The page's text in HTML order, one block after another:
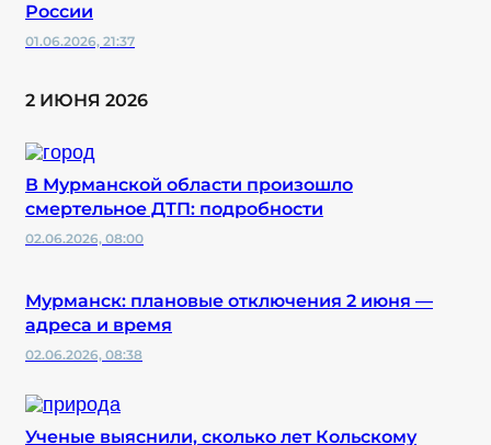
России
01.06.2026, 21:37
2 ИЮНЯ 2026
В Мурманской области произошло
смертельное ДТП: подробности
02.06.2026, 08:00
Мурманск: плановые отключения 2 июня —
адреса и время
02.06.2026, 08:38
Ученые выяснили, сколько лет Кольскому